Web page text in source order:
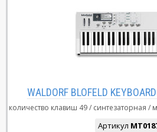
WALDORF BLOFELD
количество клавиш 49 синтезаторная
Артикул